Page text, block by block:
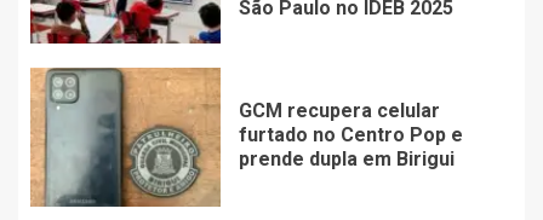
São Paulo no IDEB 2025
GCM recupera celular
furtado no Centro Pop e
prende dupla em Birigui